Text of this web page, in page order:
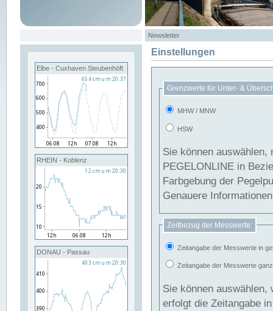
Newsletter
Elbe - Cuxhaven Steubenhöft
RHEIN - Koblenz
DONAU - Passau
Einstellungen
Grenzwerte für Unter- &
MHW / MNW
HSW
Sie können
PEGELONLINE in Beziehung
Farbgebung der
Genauere
Zeitbezug der Messwerte:
Zeitangabe der Messwerte in
Zeitangabe der Messwerte
Sie können auswählen,
erfolgt die Zeitangabe